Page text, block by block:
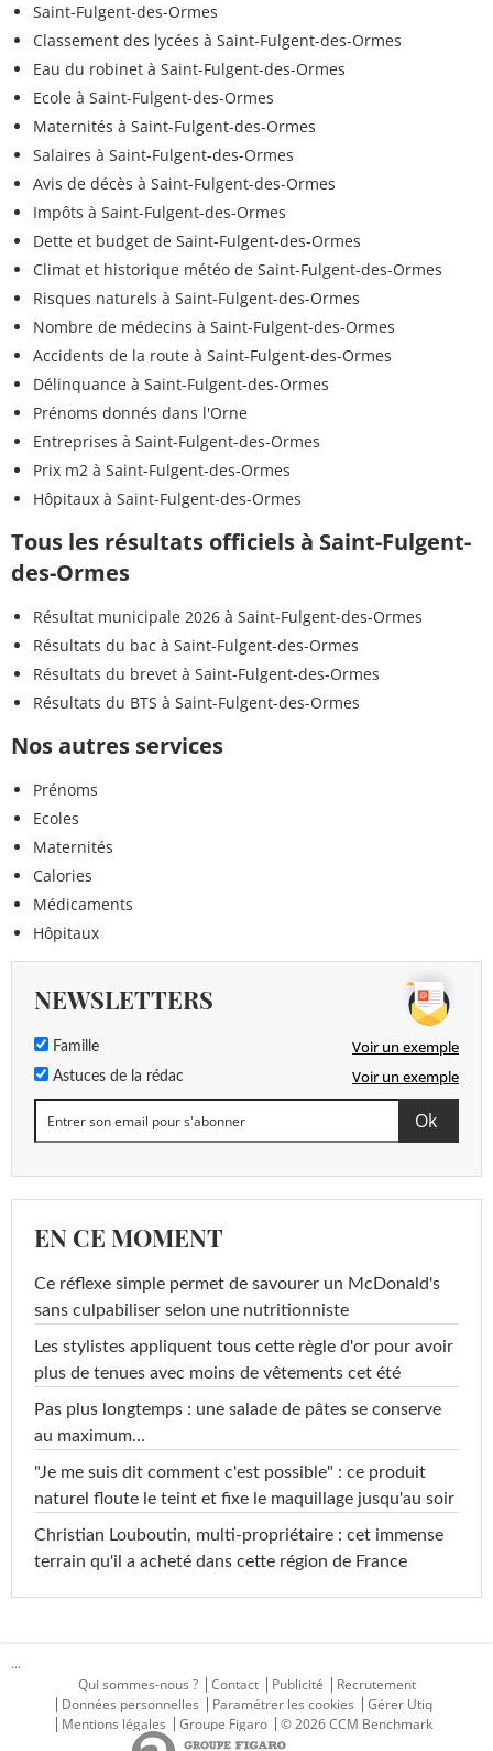
Saint-Fulgent-des-Ormes
Classement des lycées à Saint-Fulgent-des-Ormes
Eau du robinet à Saint-Fulgent-des-Ormes
Ecole à Saint-Fulgent-des-Ormes
Maternités à Saint-Fulgent-des-Ormes
Salaires à Saint-Fulgent-des-Ormes
Avis de décès à Saint-Fulgent-des-Ormes
Impôts à Saint-Fulgent-des-Ormes
Dette et budget de Saint-Fulgent-des-Ormes
Climat et historique météo de Saint-Fulgent-des-Ormes
Risques naturels à Saint-Fulgent-des-Ormes
Nombre de médecins à Saint-Fulgent-des-Ormes
Accidents de la route à Saint-Fulgent-des-Ormes
Délinquance à Saint-Fulgent-des-Ormes
Prénoms donnés dans l'Orne
Entreprises à Saint-Fulgent-des-Ormes
Prix m2 à Saint-Fulgent-des-Ormes
Hôpitaux à Saint-Fulgent-des-Ormes
Tous les résultats officiels à Saint-Fulgent-
des-Ormes
Résultat municipale 2026 à Saint-Fulgent-des-Ormes
Résultats du bac à Saint-Fulgent-des-Ormes
Résultats du brevet à Saint-Fulgent-des-Ormes
Résultats du BTS à Saint-Fulgent-des-Ormes
Nos autres services
Prénoms
Ecoles
Maternités
Calories
Médicaments
Hôpitaux
NEWSLETTERS
Famille Voir un exemple
Astuces de la rédac Voir un exemple
EN CE MOMENT
Ce réflexe simple permet de savourer un McDonald's
sans culpabiliser selon une nutritionniste
Les stylistes appliquent tous cette règle d'or pour avoir
plus de tenues avec moins de vêtements cet été
Pas plus longtemps : une salade de pâtes se conserve
au maximum...
"Je me suis dit comment c'est possible" : ce produit
naturel floute le teint et fixe le maquillage jusqu'au soir
Christian Louboutin, multi-propriétaire : cet immense
terrain qu'il a acheté dans cette région de France
...
Qui sommes-nous ?
Contact Publicité
Recrutement
Données personnelles
Paramétrer les cookies
Gérer Utiq
Mentions légales
Groupe Figaro © 2026 CCM Benchmark